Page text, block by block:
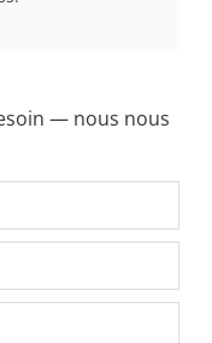
— nous nous